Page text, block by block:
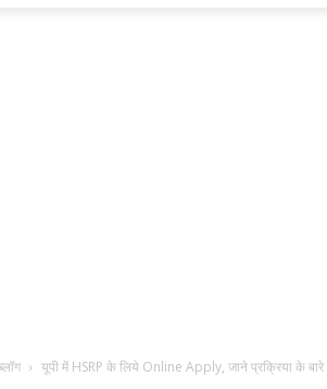
ब्लॉग यूपी में HSRP के लिये Online Apply, जाने प्रक्रिया के बारे